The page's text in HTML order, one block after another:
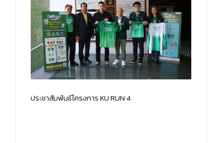
ประชาสัมพันธ์โครงการ KU RUN 4